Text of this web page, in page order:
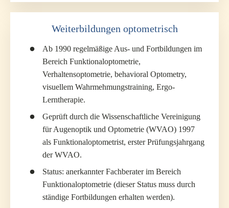
Weiterbildungen optometrisch
Ab 1990 regelmäßige Aus- und Fortbildungen im
Bereich Funktionaloptometrie,
Verhaltensoptometrie, behavioral Optometry,
visuellem Wahrmehmungstraining, Ergo-
Lerntherapie.
Geprüft durch die Wissenschaftliche Vereinigung
für Augenoptik und Optometrie (WVAO) 1997
als Funktionaloptometrist, erster Prüfungsjahrgang
der WVAO.
Status: anerkannter Fachberater im Bereich
Funktionaloptometrie (dieser Status muss durch
ständige Fortbildungen erhalten werden).